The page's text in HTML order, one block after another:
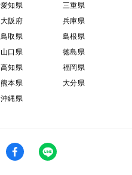
愛知県
三重県
大阪府
兵庫県
鳥取県
島根県
山口県
徳島県
高知県
福岡県
熊本県
大分県
沖縄県